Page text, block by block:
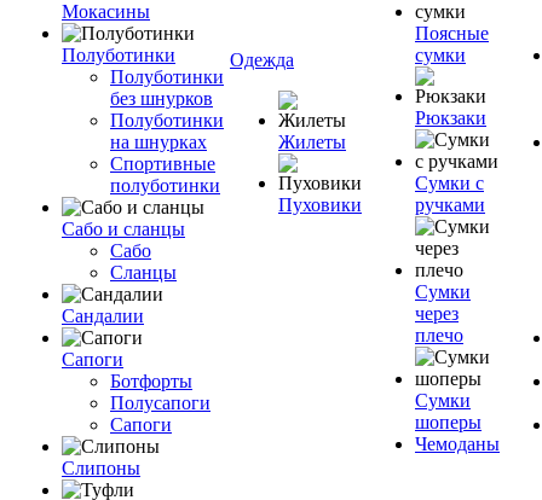
Мокасины
Полуботинки
Полуботинки
без шнурков
Полуботинки
на шнурках
Спортивные
полуботинки
Сабо и сланцы
Сабо
Сланцы
Сандалии
Сапоги
Ботфорты
Полусапоги
Сапоги
Слипоны
Одежда
Жилеты
Пуховики
Поясные
сумки
Рюкзаки
Сумки с
ручками
Сумки
через
плечо
Сумки
шоперы
Чемоданы